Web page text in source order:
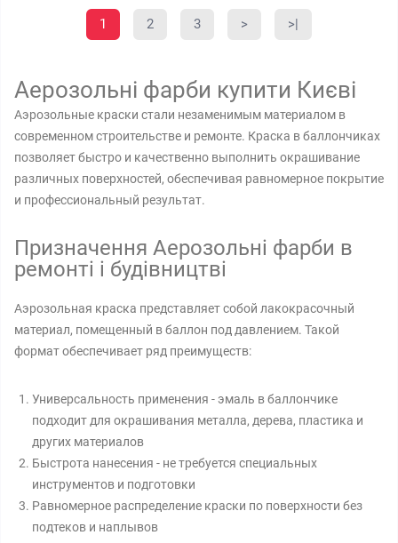
1 2 3 > >|
Аерозольні фарби купити Києві
Аэрозольные краски стали незаменимым материалом в
современном строительстве и ремонте. Краска в баллончиках
позволяет быстро и качественно выполнить окрашивание
различных поверхностей, обеспечивая равномерное покрытие
и профессиональный результат.
Призначення Аерозольні фарби в
ремонті і будівництві
Аэрозольная краска представляет собой лакокрасочный
материал, помещенный в баллон под давлением. Такой
формат обеспечивает ряд преимуществ:
Универсальность применения - эмаль в баллончике
подходит для окрашивания металла, дерева, пластика и
других материалов
Быстрота нанесения - не требуется специальных
инструментов и подготовки
Равномерное распределение краски по поверхности без
подтеков и наплывов